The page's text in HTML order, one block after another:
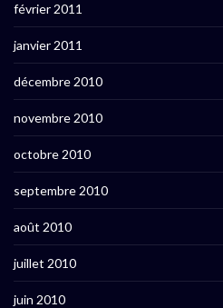
février 2011
janvier 2011
décembre 2010
novembre 2010
octobre 2010
septembre 2010
août 2010
juillet 2010
juin 2010